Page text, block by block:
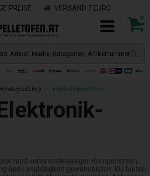
PREISE VERSAND 7 EURO
0
Honda Ersatzteile Honda Elektronik-Teile
med vores erstklassigen Komponenten,
und Langlebigkeit gewährleisten. Wir bieten